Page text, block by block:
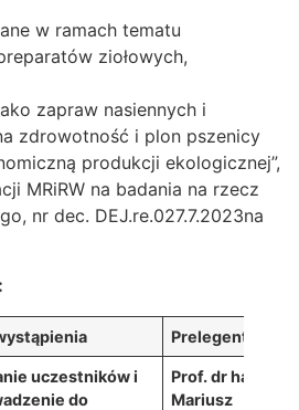
w ramach tematu
ziołowych,
zapraw nasiennych i
zdrowotność i plon pszenicy
produkcji ekologicznej”,
MRiRW na badania na rzecz
nr dec. DEJ.re.027.7.2023na
Prelegent
uczestników i
do
Prof. dr hab.
Mariusz